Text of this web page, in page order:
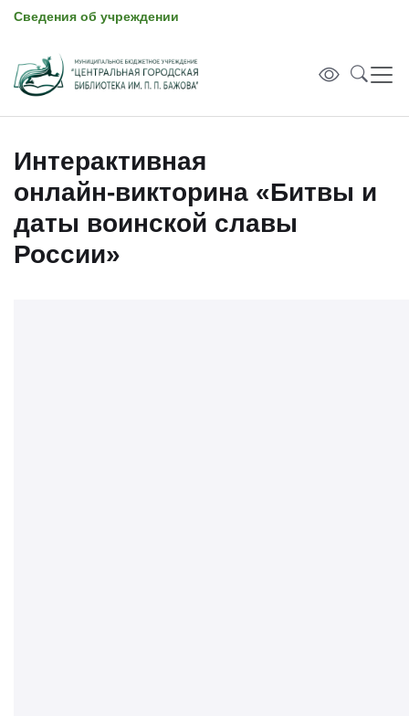
Сведения об учреждении
Интерактивная
онлайн‑викторина «Битвы и
даты воинской славы
России»